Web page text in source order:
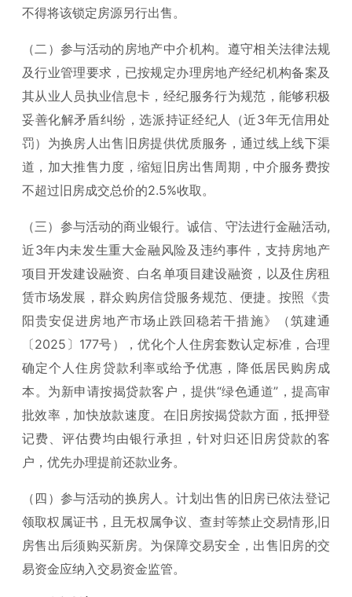
不得将该锁定房源另行出售。
（二）参与活动的房地产中介机构。遵守相关法律法规
及行业管理要求，已按规定办理房地产经纪机构备案及
其从业人员执业信息卡，经纪服务行为规范，能够积极
妥善化解矛盾纠纷，选派持证经纪人（近3年无信用处
罚）为换房人出售旧房提供优质服务，通过线上线下渠
道，加大推售力度，缩短旧房出售周期，中介服务费按
不超过旧房成交总价的2.5%收取。
（三）参与活动的商业银行。诚信、守法进行金融活动,
近3年内未发生重大金融风险及违约事件，支持房地产
项目开发建设融资、白名单项目建设融资，以及住房租
赁市场发展，群众购房信贷服务规范、便捷。按照《贵
阳贵安促进房地产市场止跌回稳若干措施》（筑建通
〔2025〕177号），优化个人住房套数认定标准，合理
确定个人住房贷款利率或给予优惠，降低居民购房成
本。为新申请按揭贷款客户，提供“绿色通道”，提高审
批效率，加快放款速度。在旧房按揭贷款方面，抵押登
记费、评估费均由银行承担，针对归还旧房贷款的客
户，优先办理提前还款业务。
（四）参与活动的换房人。计划出售的旧房已依法登记
领取权属证书，且无权属争议、查封等禁止交易情形,旧
房售出后须购买新房。为保障交易安全，出售旧房的交
易资金应纳入交易资金监管。